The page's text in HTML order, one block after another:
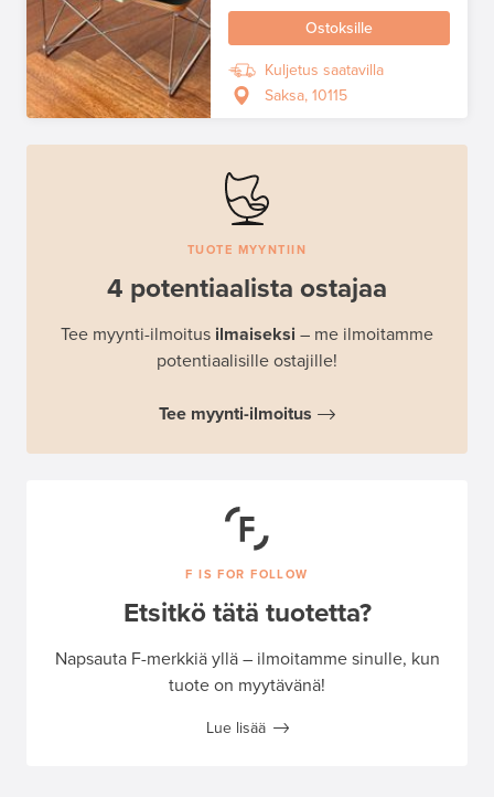
Ostoksille
Kuljetus saatavilla
Saksa, 10115
TUOTE MYYNTIIN
4 potentiaalista ostajaa
Tee myynti-ilmoitus ilmaiseksi – me ilmoitamme
potentiaalisille ostajille!
Tee myynti-ilmoitus
F IS FOR FOLLOW
Etsitkö tätä tuotetta?
Napsauta F-merkkiä yllä – ilmoitamme sinulle, kun
tuote on myytävänä!
Lue lisää